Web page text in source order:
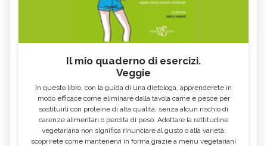
Il mio quaderno di esercizi.
Veggie
In questo libro, con la guida di una dietologa, apprenderete in
modo efficace come eliminare dalla tavola carne e pesce per
sostituirli con proteine di alta qualità, senza alcun rischio di
carenze alimentari o perdita di peso. Adottare la rettitudine
vegetariana non significa rinunciare al gusto o alla varietà:
scoprirete come mantenervi in forma grazie a menu vegetariani